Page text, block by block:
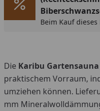
Beim Kauf
im Warenkorb
Die Karibu
praktischem Vorraum,
umziehen können.
mm